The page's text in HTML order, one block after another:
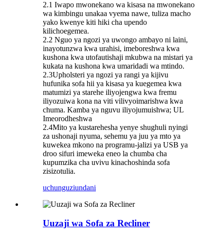
2.1 Iwapo mwonekano wa kisasa na mwonekano
wa kimbingu unakaa vyema nawe, tuliza macho
yako kwenye kiti hiki cha upendo
kilichoegemea.
2.2 Nguo ya ngozi ya uwongo ambayo ni laini,
inayotunzwa kwa urahisi, imeboreshwa kwa
kushona kwa utofautishaji mkubwa na mistari ya
kukata na kushona kwa umaridadi wa mtindo.
2.3Upholsteri ya ngozi ya rangi ya kijivu
hufunika sofa hii ya kisasa ya kuegemea kwa
matumizi ya starehe iliyojengwa kwa fremu
iliyozuiwa kona na viti vilivyoimarishwa kwa
chuma. Kamba ya nguvu iliyojumuishwa; UL
Imeorodheshwa
2.4Mito ya kustarehesha yenye shughuli nyingi
za ushonaji nyuma, sehemu ya juu ya mto ya
kuwekea mkono na programu-jalizi ya USB ya
droo sifuri imeweka eneo la chumba cha
kupumzika cha uvivu kinachoshinda sofa
zisizotulia.
uchunguziundani
Uuzaji wa Sofa za Recliner